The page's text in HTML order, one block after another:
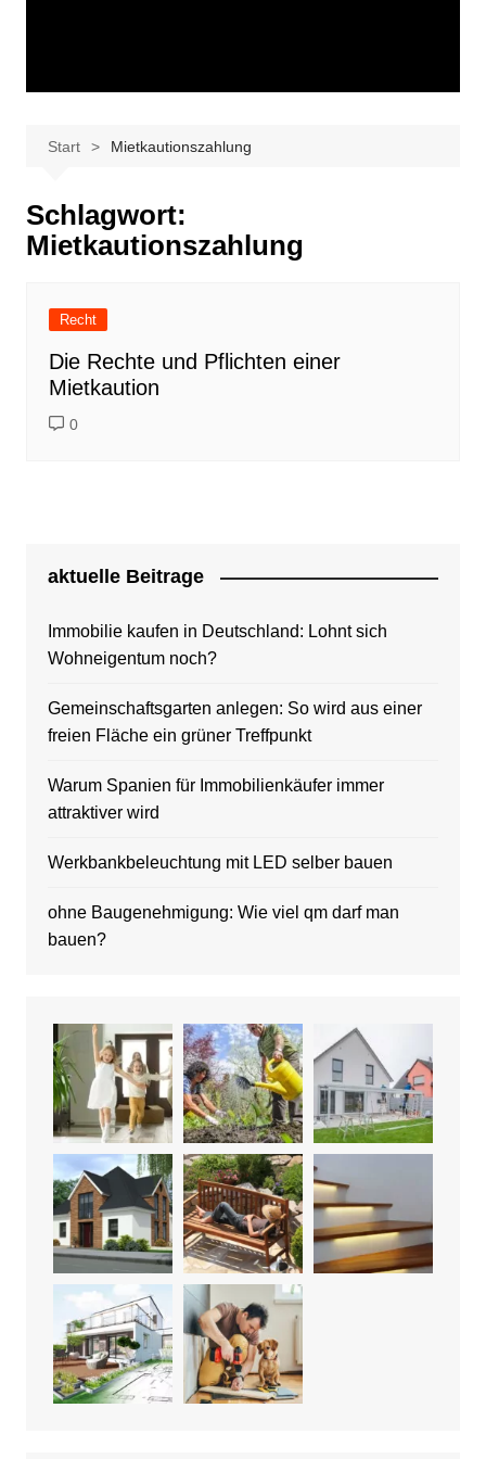
Start Mietkautionszahlung
Schlagwort:
Mietkautionszahlung
Recht
Die Rechte und Pflichten einer
Mietkaution
0
aktuelle Beitrage
Immobilie kaufen in Deutschland: Lohnt sich
Wohneigentum noch?
Gemeinschaftsgarten anlegen: So wird aus einer
freien Fläche ein grüner Treffpunkt
Warum Spanien für Immobilienkäufer immer
attraktiver wird
Werkbankbeleuchtung mit LED selber bauen
ohne Baugenehmigung: Wie viel qm darf man
bauen?